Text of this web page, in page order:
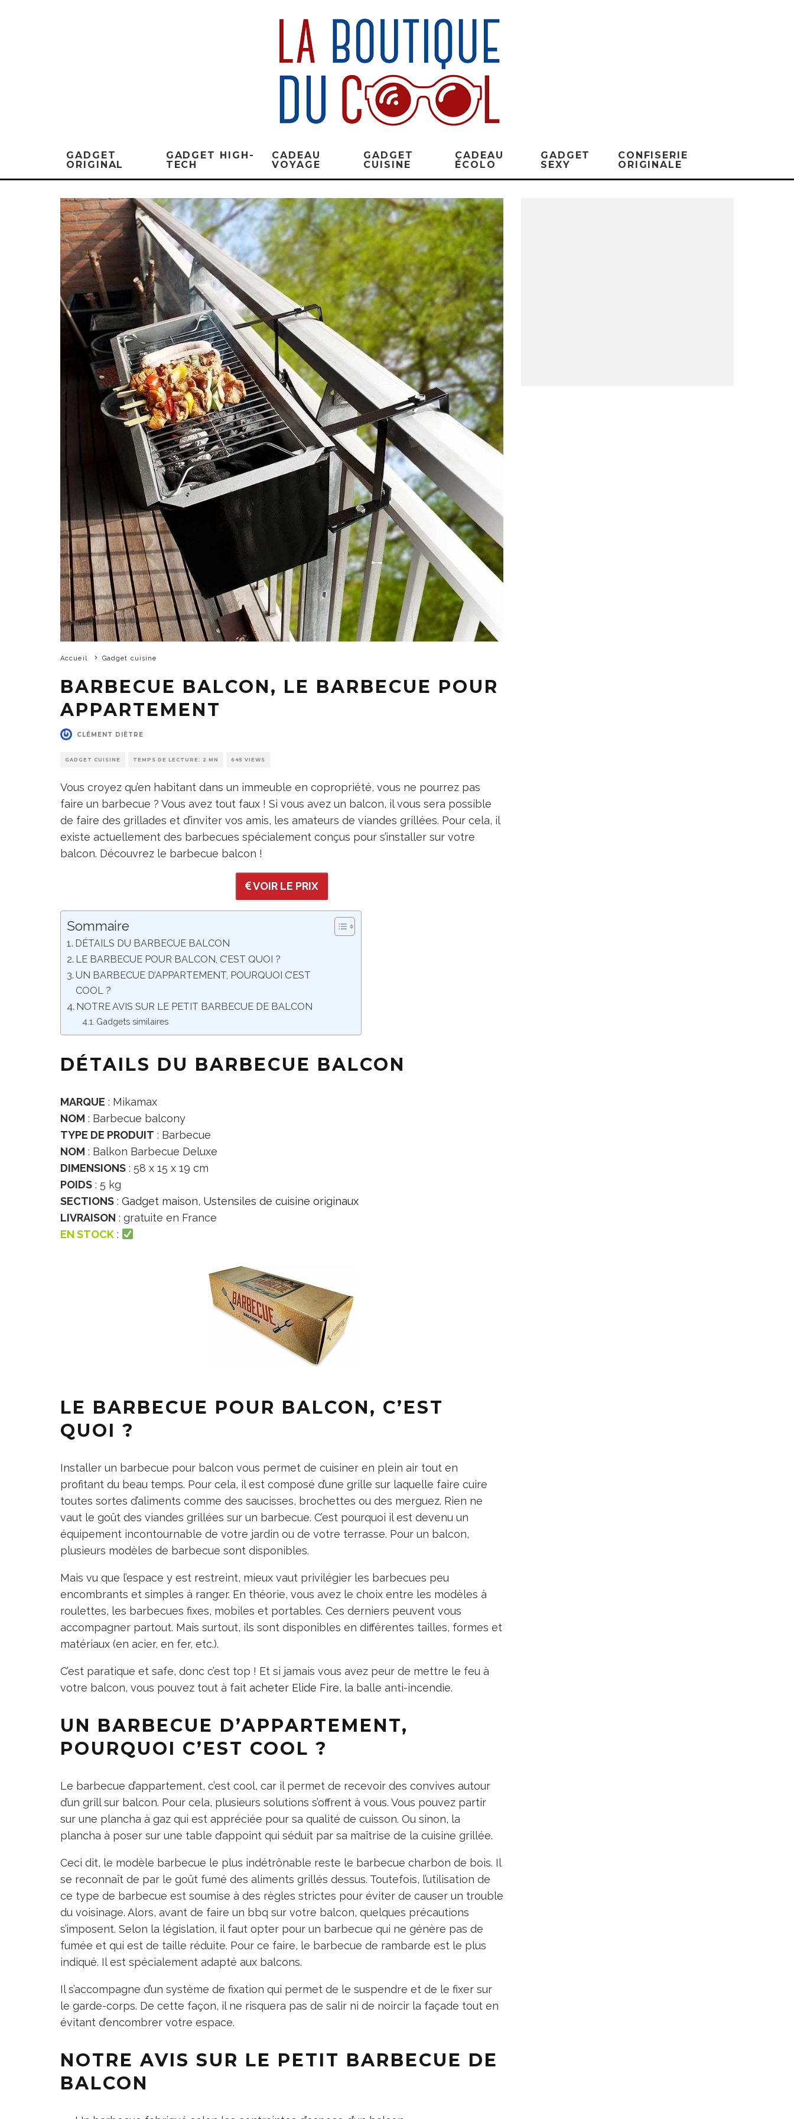
GADGET
ORIGINAL
GADGET HIGH-
TECH
CADEAU
VOYAGE
GADGET
CUISINE
CADEAU
ÉCOLO
GADGET
SEXY
CONFISERIE
ORIGINALE
Accueil Gadget cuisine
BARBECUE BALCON, LE BARBECUE POUR
APPARTEMENT
CLÉMENT DIÈTRE
GADGET CUISINE TEMPS DE LECTURE: 2 MN 645 VIEWS
Vous croyez qu’en habitant dans un immeuble en copropriété, vous ne pourrez pas
faire un barbecue ? Vous avez tout faux ! Si vous avez un balcon, il vous sera possible
de faire des grillades et d’inviter vos amis, les amateurs de viandes grillées. Pour cela, il
existe actuellement des barbecues spécialement conçus pour s’installer sur votre
balcon. Découvrez le barbecue balcon !
VOIR LE PRIX
Sommaire
DÉTAILS DU BARBECUE BALCON
LE BARBECUE POUR BALCON, C’EST QUOI ?
UN BARBECUE D’APPARTEMENT, POURQUOI C’EST
COOL ?
NOTRE AVIS SUR LE PETIT BARBECUE DE BALCON
Gadgets similaires
DÉTAILS DU BARBECUE BALCON
MARQUE : Mikamax
NOM : Barbecue balcony
TYPE DE PRODUIT : Barbecue
NOM : Balkon Barbecue Deluxe
DIMENSIONS : 58 x 15 x 19 cm
POIDS : 5 kg
SECTIONS : Gadget maison, Ustensiles de cuisine originaux
LIVRAISON : gratuite en France
EN STOCK :
LE BARBECUE POUR BALCON, C’EST
QUOI ?
Installer un barbecue pour balcon vous permet de cuisiner en plein air tout en
profitant du beau temps. Pour cela, il est composé d’une grille sur laquelle faire cuire
toutes sortes d’aliments comme des saucisses, brochettes ou des merguez. Rien ne
vaut le goût des viandes grillées sur un barbecue. C’est pourquoi il est devenu un
équipement incontournable de votre jardin ou de votre terrasse. Pour un balcon,
plusieurs modèles de barbecue sont disponibles.
Mais vu que l’espace y est restreint, mieux vaut privilégier les barbecues peu
encombrants et simples à ranger. En théorie, vous avez le choix entre les modèles à
roulettes, les barbecues fixes, mobiles et portables. Ces derniers peuvent vous
accompagner partout. Mais surtout, ils sont disponibles en différentes tailles, formes et
matériaux (en acier, en fer, etc.).
C’est paratique et safe, donc c’est top ! Et si jamais vous avez peur de mettre le feu à
votre balcon, vous pouvez tout à fait acheter Elide Fire, la balle anti-incendie.
UN BARBECUE D’APPARTEMENT,
POURQUOI C’EST COOL ?
Le barbecue d’appartement, c’est cool, car il permet de recevoir des convives autour
d’un grill sur balcon. Pour cela, plusieurs solutions s’offrent à vous. Vous pouvez partir
sur une plancha à gaz qui est appréciée pour sa qualité de cuisson. Ou sinon, la
plancha à poser sur une table d’appoint qui séduit par sa maîtrise de la cuisine grillée.
Ceci dit, le modèle barbecue le plus indétrônable reste le barbecue charbon de bois. Il
se reconnaît de par le goût fumé des aliments grillés dessus. Toutefois, l’utilisation de
ce type de barbecue est soumise à des règles strictes pour éviter de causer un trouble
du voisinage. Alors, avant de faire un bbq sur votre balcon, quelques précautions
s’imposent. Selon la législation, il faut opter pour un barbecue qui ne génère pas de
fumée et qui est de taille réduite. Pour ce faire, le barbecue de rambarde est le plus
indiqué. Il est spécialement adapté aux balcons.
Il s’accompagne d’un système de fixation qui permet de le suspendre et de le fixer sur
le garde-corps. De cette façon, il ne risquera pas de salir ni de noircir la façade tout en
évitant d’encombrer votre espace.
NOTRE AVIS SUR LE PETIT BARBECUE DE
BALCON